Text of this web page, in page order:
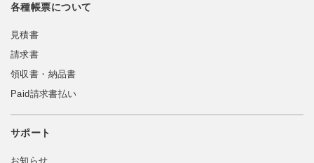
各種帳票について
見積書
請求書
領収書・納品書
Paid請求書払い
サポート
お知らせ